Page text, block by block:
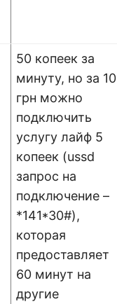
50 копеек за
минуту, но за 10
грн можно
подключить
услугу лайф 5
копеек (ussd
запрос на
подключение –
*141*30#),
которая
предоставляет
60 минут на
другие